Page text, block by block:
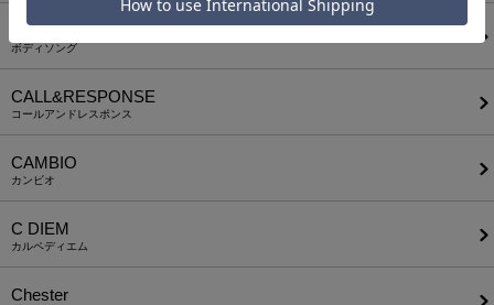
BODYSONG.
ボディソング
CALL&RESPONSE
コールアンドレスポンス
CAMBIO
カンビオ
C DIEM
カルペディエム
Chester